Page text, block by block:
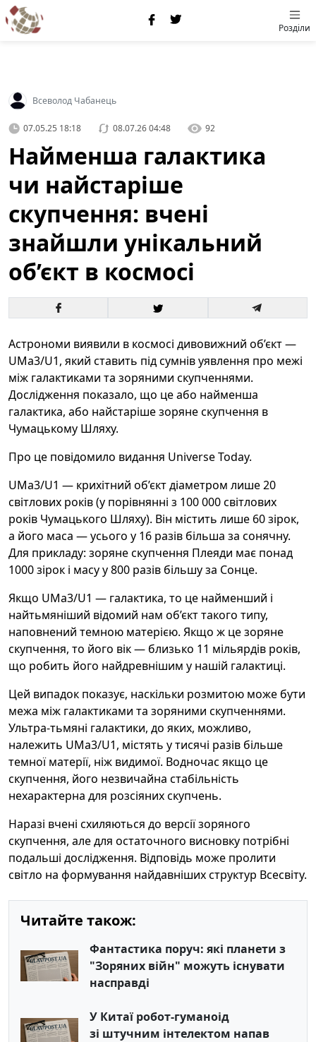
Розділи
Всеволод Чабанець
07.05.25 18:18 08.07.26 04:48 92
Найменша галактика
чи найстаріше
скупчення: вчені
знайшли унікальний
об’єкт в космосі
Астрономи виявили в космосі дивовижний об’єкт —
UMa3/U1, який ставить під сумнів уявлення про межі
між галактиками та зоряними скупченнями.
Дослідження показало, що це або найменша
галактика, або найстаріше зоряне скупчення в
Чумацькому Шляху.
Про це повідомило видання Universe Today.
UMa3/U1 — крихітний об’єкт діаметром лише 20
світлових років (у порівнянні з 100 000 світлових
років Чумацького Шляху). Він містить лише 60 зірок,
а його маса — усього у 16 разів більша за сонячну.
Для прикладу: зоряне скупчення Плеяди має понад
1000 зірок і масу у 800 разів більшу за Сонце.
Якщо UMa3/U1 — галактика, то це найменший і
найтьмяніший відомий нам об’єкт такого типу,
наповнений темною матерією. Якщо ж це зоряне
скупчення, то його вік — близько 11 мільярдів років,
що робить його найдревнішим у нашій галактиці.
Цей випадок показує, наскільки розмитою може бути
межа між галактиками та зоряними скупченнями.
Ультра-тьмяні галактики, до яких, можливо,
належить UMa3/U1, містять у тисячі разів більше
темної матерії, ніж видимої. Водночас якщо це
скупчення, його незвичайна стабільність
нехарактерна для розсіяних скупчень.
Наразі вчені схиляються до версії зоряного
скупчення, але для остаточного висновку потрібні
подальші дослідження. Відповідь може пролити
світло на формування найдавніших структур Всесвіту.
Читайте також:
Фантастика поруч: які планети з
"Зоряних війн" можуть існувати
насправді
У Китаї робот-гуманоід
зі штучним інтелектом напав